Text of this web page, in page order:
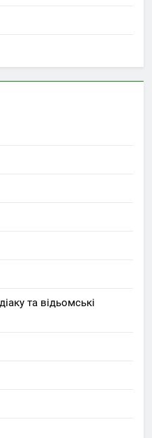
та відьомські